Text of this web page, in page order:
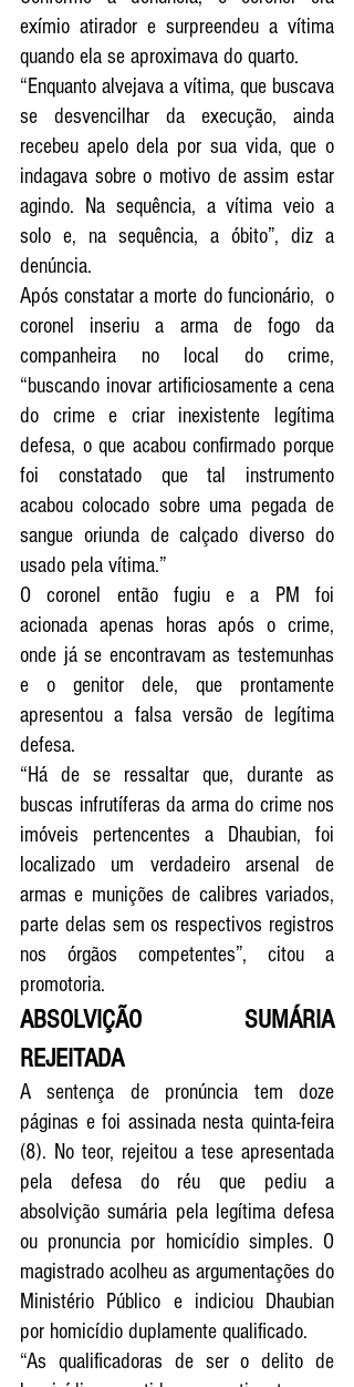
exímio atirador e surpreendeu a vítima
quando ela se aproximava do quarto.
“Enquanto alvejava a vítima, que buscava
se desvencilhar da execução, ainda
recebeu apelo dela por sua vida, que o
indagava sobre o motivo de assim estar
agindo. Na sequência, a vítima veio a
solo e, na sequência, a óbito”, diz a
denúncia.
Após constatar a morte do funcionário,  o
coronel inseriu a arma de fogo da
companheira no local do crime,
“buscando inovar artificiosamente a cena
do crime e criar inexistente legítima
defesa, o que acabou confirmado porque
foi constatado que tal instrumento
acabou colocado sobre uma pegada de
sangue oriunda de calçado diverso do
usado pela vítima.”
O coronel então fugiu e a PM foi
acionada apenas horas após o crime,
onde já se encontravam as testemunhas
e o genitor dele, que prontamente
apresentou a falsa versão de legítima
defesa.
“Há de se ressaltar que, durante as
buscas infrutíferas da arma do crime nos
imóveis pertencentes a Dhaubian, foi
localizado um verdadeiro arsenal de
armas e munições de calibres variados,
parte delas sem os respectivos registros
nos órgãos competentes”, citou a
promotoria.
ABSOLVIÇÃO SUMÁRIA
REJEITADA
A sentença de pronúncia tem doze
páginas e foi assinada nesta quinta-feira
(8). No teor, rejeitou a tese apresentada
pela defesa do réu que pediu a
absolvição sumária pela legítima defesa
ou pronuncia por homicídio simples. O
magistrado acolheu as argumentações do
Ministério Público e indiciou Dhaubian
por homicídio duplamente qualificado.
“As qualificadoras de ser o delito de